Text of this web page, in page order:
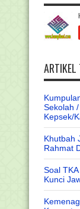
ARTIKEL
Sekolah
Kepsek/
Khutbah
Rahmat
Soal
Kunci